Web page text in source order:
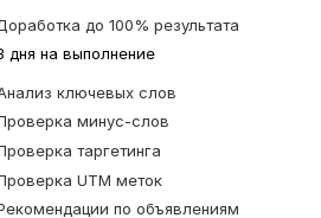
дня на выполнение
до 100% результата
ключевых слов
минус-слов
таргетинга
UTM меток
по объявлениям